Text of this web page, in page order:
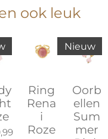
ook leuk
Ring
Rena
i
Roze
Nieuw
Oorb
ellen
Sum
mer